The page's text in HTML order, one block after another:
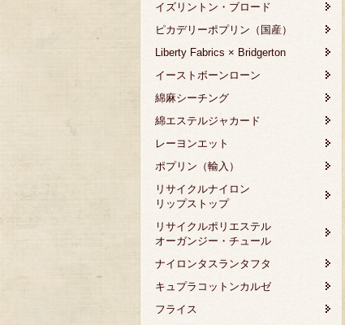
イズリントン・ブロード
ピカデリーポプリン（国産）
Liberty Fabrics × Bridgerton
イーストボーンローン
綿麻シーチング
綿エステルジャカード
レーヨンエット
ポプリン（輸入）
リサイクルナイロン
リップストップ
リサイクルポリエステル
オーガンジー・チュール
ナイロンタスランタフタ
キュプラコットンカルゼ
フライス